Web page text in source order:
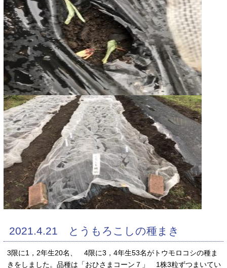
2021.4.21 とうもろこしの種まき
3限に1，2年生20名、 4限に3，4年生53名がトウモロコシの種ま
きをしました。品種は「おひさまコーン７」 1株3粒ずつまいてい